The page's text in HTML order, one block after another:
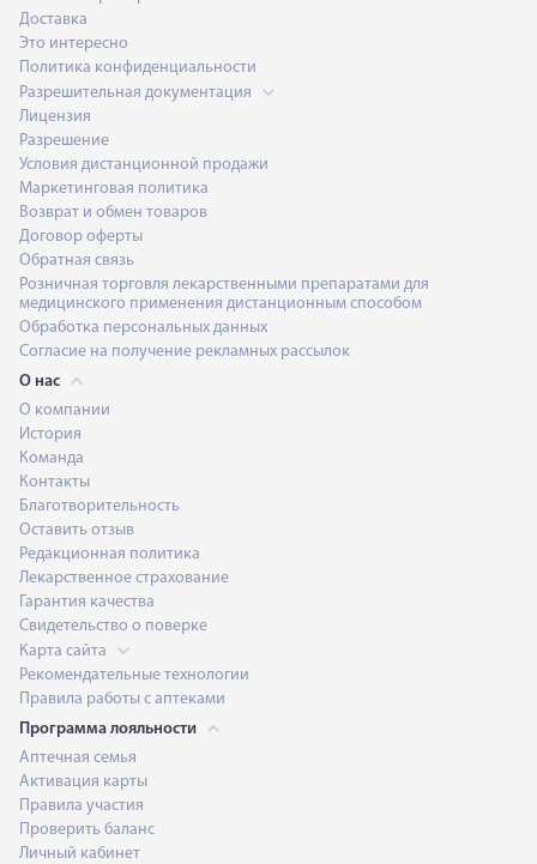
Доставка
Это интересно
Политика конфиденциальности
Разрешительная документация
Лицензия
Разрешение
Условия дистанционной продажи
Маркетинговая политика
Возврат и обмен товаров
Договор оферты
Обратная связь
Розничная торговля лекарственными препаратами для
медицинского применения дистанционным способом
Обработка персональных данных
Согласие на получение рекламных рассылок
О нас
О компании
История
Команда
Контакты
Благотворительность
Оставить отзыв
Редакционная политика
Лекарственное страхование
Гарантия качества
Свидетельство о поверке
Карта сайта
Рекомендательные технологии
Правила работы с аптеками
Программа лояльности
Аптечная семья
Активация карты
Правила участия
Проверить баланс
Личный кабинет